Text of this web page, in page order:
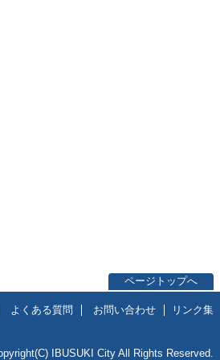
ページトップへ
よくある質問 お問い合わせ リンク集
IBUSUKI City All Rights Reserved.